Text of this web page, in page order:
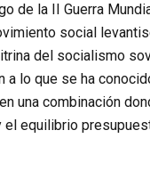
de la II Guerra
social
del socialismo
lo que se ha
una combinación
equilibrio